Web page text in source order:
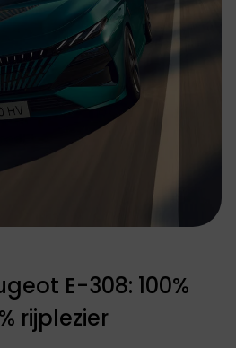
E-308: 100%
rijplezier